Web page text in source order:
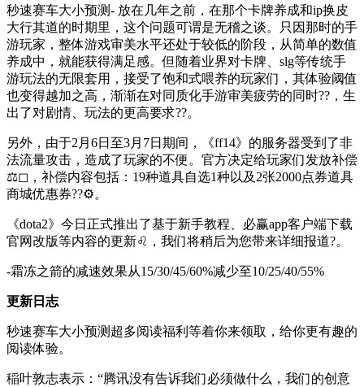
秒速赛车大小预测- 放在几年之前，在那个卡牌养成和ip换皮
大行其道的时期里，这个问题可谓是无稽之谈。只因那时的手
游玩家，整体游戏审美水平还处于较低的阶段，从简单的数值
养成中，就能获得满足感。但随着业界对卡牌、slg等传统手
游玩法的无限套用，接受了饱和式喂养的玩家们，其体验阈值
也变得越加之高，渐渐在对同质化手游审美疲劳的同时??，生
出了对剧情、玩法的更高要求??。
另外，由于2月6日至3月7日期间，《ff14》的服务器受到了非
法流量攻击，造成了玩家的不便。官方决定给玩家们发放补偿
⚖◻，补偿内容包括：19种道具自选1种以及2张2000点券道具
商城优惠券??⚙。
《dota2》今日正式推出了基于新手教程、必赢app客户端下载
官网改版等内容的更新♌，我们将稍后为您带来详细报道?。
-霜冻之箭的减速效果从15/30/45/60%减少至10/25/40/55%
更新日志
秒速赛车大小预测超多阅读福利等着你来领取，给你更有趣的
阅读体验。
稲叶敦志表示：“腾讯没有告诉我们必须做什么，我们的创意